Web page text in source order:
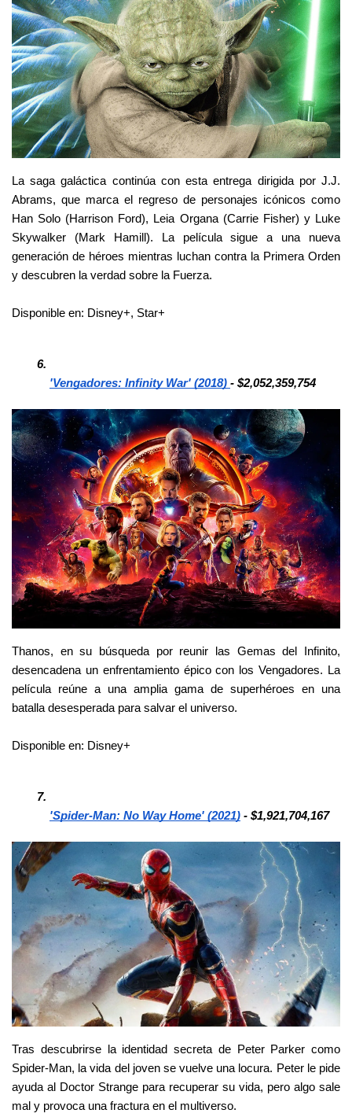
La saga galáctica continúa con esta entrega dirigida por J.J.
Abrams, que marca el regreso de personajes icónicos como
Han Solo (Harrison Ford), Leia Organa (Carrie Fisher) y Luke
Skywalker (Mark Hamill). La película sigue a una nueva
generación de héroes mientras luchan contra la Primera Orden
y descubren la verdad sobre la Fuerza.
Disponible en: Disney+, Star+
'Vengadores: Infinity War' (2018) - $2,052,359,754
Thanos, en su búsqueda por reunir las Gemas del Infinito,
desencadena un enfrentamiento épico con los Vengadores. La
película reúne a una amplia gama de superhéroes en una
batalla desesperada para salvar el universo.
Disponible en: Disney+
'Spider-Man: No Way Home' (2021) - $1,921,704,167
Tras descubrirse la identidad secreta de Peter Parker como
Spider-Man, la vida del joven se vuelve una locura. Peter le pide
ayuda al Doctor Strange para recuperar su vida, pero algo sale
mal y provoca una fractura en el multiverso.